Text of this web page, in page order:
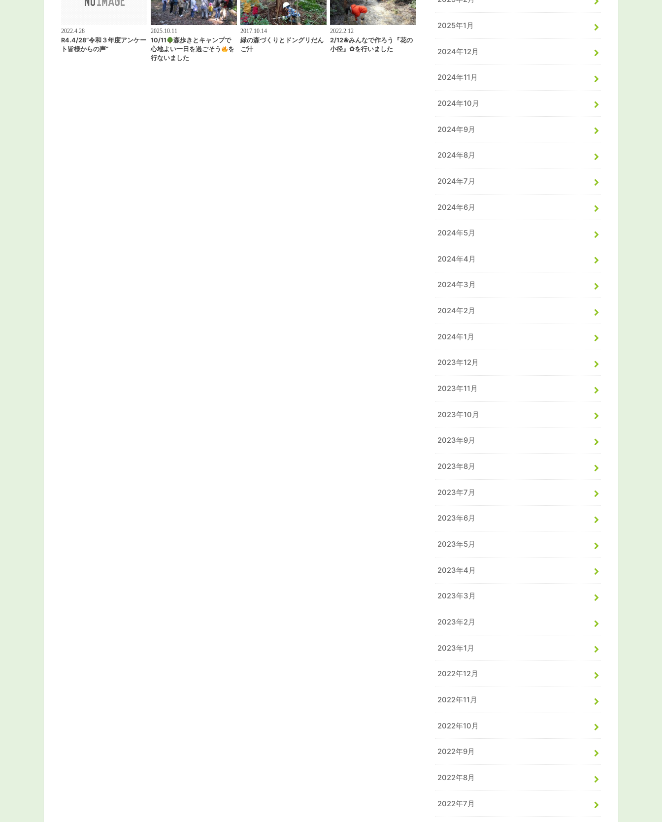
2022.4.28
R4.4/28”令和３年度アンケー
ト皆様からの声”
2025.10.11
10/11
森歩きとキャンプで
心地よい一日を過ごそう
を
行ないました
2017.10.14
緑の森づくりとドングリだん
ご汁
2022.2.12
2/12❀みんなで作ろう『花の
小径』✿を行いました
2025年1月
2024年12月
2024年11月
2024年10月
2024年9月
2024年8月
2024年7月
2024年6月
2024年5月
2024年4月
2024年3月
2024年2月
2024年1月
2023年12月
2023年11月
2023年10月
2023年9月
2023年8月
2023年7月
2023年6月
2023年5月
2023年4月
2023年3月
2023年2月
2023年1月
2022年12月
2022年11月
2022年10月
2022年9月
2022年8月
2022年7月